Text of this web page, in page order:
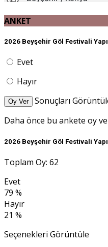
ANKET
2026 Beyşehir Göl Festivali
Evet
Hayır
Oy Ver
Sonuçları
Daha önce bu ankete oy
2026 Beyşehir Göl Festivali
Toplam Oy: 62
Evet
79 %
Hayır
21 %
Seçenekleri Görüntüle